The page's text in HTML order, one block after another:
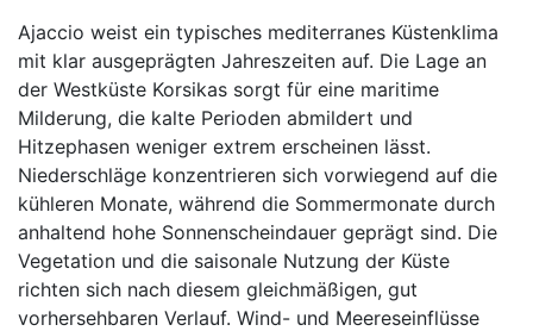
Ajaccio weist ein typisches mediterranes Küstenklima
mit klar ausgeprägten Jahreszeiten auf. Die Lage an
der Westküste Korsikas sorgt für eine maritime
Milderung, die kalte Perioden abmildert und
Hitzephasen weniger extrem erscheinen lässt.
Niederschläge konzentrieren sich vorwiegend auf die
kühleren Monate, während die Sommermonate durch
anhaltend hohe Sonnenscheindauer geprägt sind. Die
Vegetation und die saisonale Nutzung der Küste
richten sich nach diesem gleichmäßigen, gut
vorhersehbaren Verlauf. Wind- und Meereseinflüsse